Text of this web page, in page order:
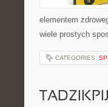
elementem
wiele prostych
CATEGORIES: